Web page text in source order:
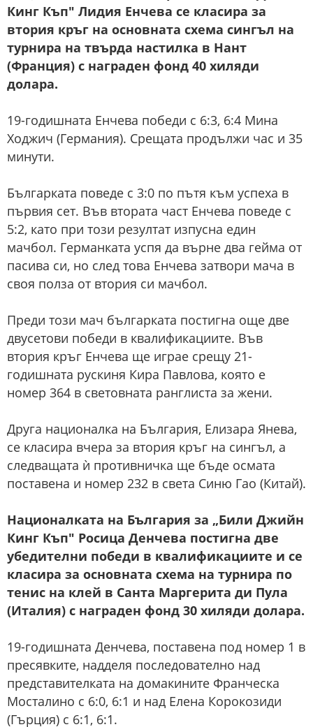
Кинг Къп" Лидия Енчева се класира за
втория кръг на основната схема сингъл на
турнира на твърда настилка в Нант
(Франция) с награден фонд 40 хиляди
долара.
19-годишната Енчева победи с 6:3, 6:4 Мина
Ходжич (Германия). Срещата продължи час и 35
минути.
Българката поведе с 3:0 по пътя към успеха в
първия сет. Във втората част Енчева поведе с
5:2, като при този резултат изпусна един
мачбол. Германката успя да върне два гейма от
пасива си, но след това Енчева затвори мача в
своя полза от втория си мачбол.
Преди този мач българката постигна още две
двусетови победи в квалификациите. Във
втория кръг Енчева ще играе срещу 21-
годишната рускиня Кира Павлова, която е
номер 364 в световната ранглиста за жени.
Друга националка на България, Елизара Янева,
се класира вчера за втория кръг на сингъл, а
следващата ѝ противничка ще бъде осмата
поставена и номер 232 в света Синю Гао (Китай).
Националката на България за „Били Джийн
Кинг Къп" Росица Денчева постигна две
убедителни победи в квалификациите и се
класира за основната схема на турнира по
тенис на клей в Санта Маргерита ди Пула
(Италия) с награден фонд 30 хиляди долара.
19-годишната Денчева, поставена под номер 1 в
пресявките, надделя последователно над
представителката на домакините Франческа
Мосталино с 6:0, 6:1 и над Елена Корокозиди
(Гърция) с 6:1, 6:1.